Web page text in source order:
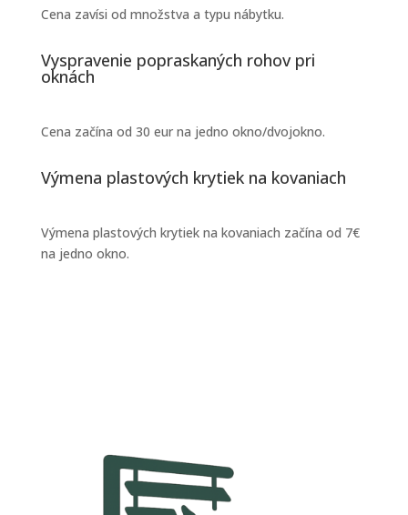
Cena zavísi od množstva a typu nábytku.
Vyspravenie popraskaných rohov pri
oknách
Cena začína od 30 eur na jedno okno/dvojokno.
Výmena plastových krytiek na kovaniach
Výmena plastových krytiek na kovaniach začína od 7€
na jedno okno.